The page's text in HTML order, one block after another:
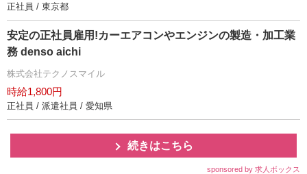
正社員 / 東京都
安定の正社員雇用!カーエアコンやエンジンの製造・加工業
務 denso aichi
株式会社テクノスマイル
時給1,800円
正社員 / 派遣社員 / 愛知県
続きはこちら
sponsored by 求人ボックス